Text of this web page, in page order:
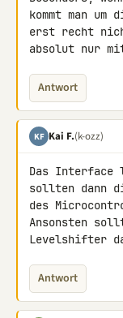
kommt man um
erst recht
absolut nur
Antwort
KF Kai F.(k-ozz)
Das
sollten dann
des
Ansonsten
Levelshifter
Antwort